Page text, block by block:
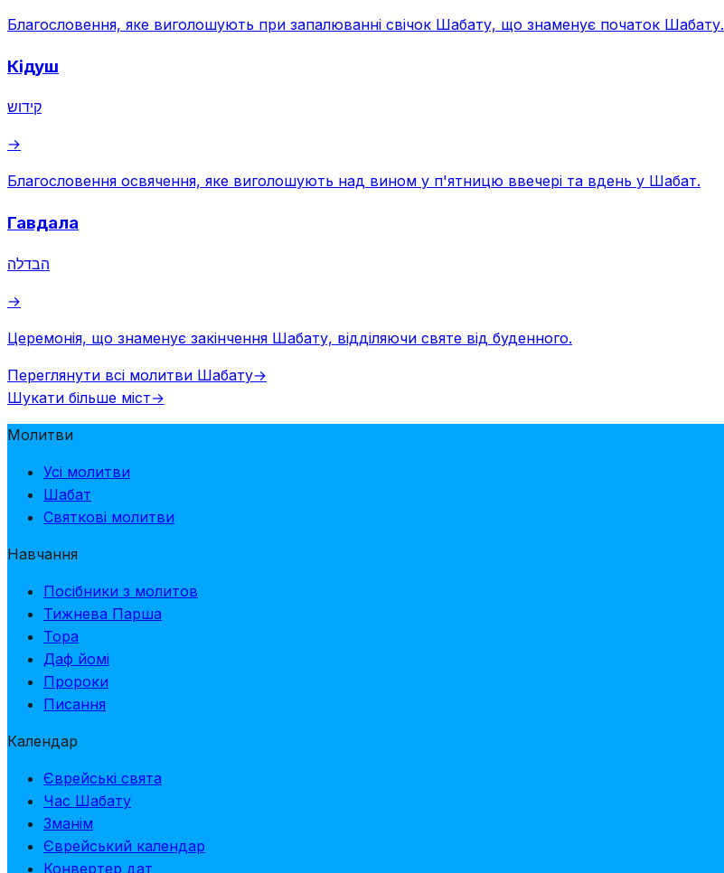
Благословення, яке виголошують при запалюванні свічок Шабату, що знаменує початок Шабату.
Кідуш
קידוש
→
Благословення освячення, яке виголошують над вином у п'ятницю ввечері та вдень у Шабат.
Гавдала
הבדלה
→
Церемонія, що знаменує закінчення Шабату, відділяючи святе від буденного.
Переглянути всі молитви Шабату→
Шукати більше міст→
Молитви
Усі молитви
Шабат
Святкові молитви
Навчання
Посібники з молитов
Тижнева Парша
Тора
Даф йомі
Пророки
Писання
Календар
Єврейські свята
Час Шабату
Зманім
Єврейський календар
Конвертер дат